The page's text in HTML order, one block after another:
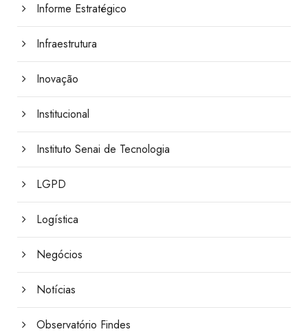
Informe Estratégico
Infraestrutura
Inovação
Institucional
Instituto Senai de Tecnologia
LGPD
Logística
Negócios
Notícias
Observatório Findes